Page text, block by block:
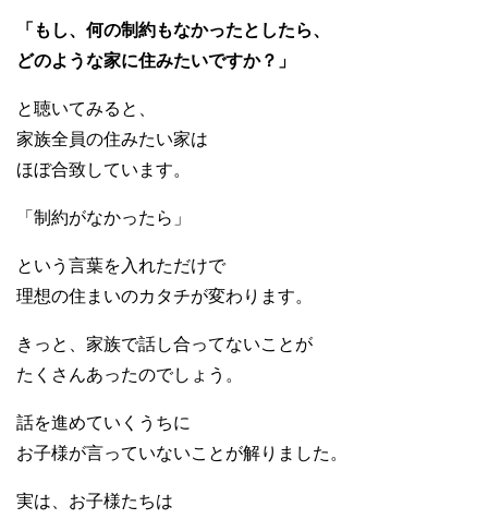
「もし、何の制約もなかったとしたら、
どのような家に住みたいですか？」
と聴いてみると、
家族全員の住みたい家は
ほぼ合致しています。
「制約がなかったら」
という言葉を入れただけで
理想の住まいのカタチが変わります。
きっと、家族で話し合ってないことが
たくさんあったのでしょう。
話を進めていくうちに
お子様が言っていないことが解りました。
実は、お子様たちは